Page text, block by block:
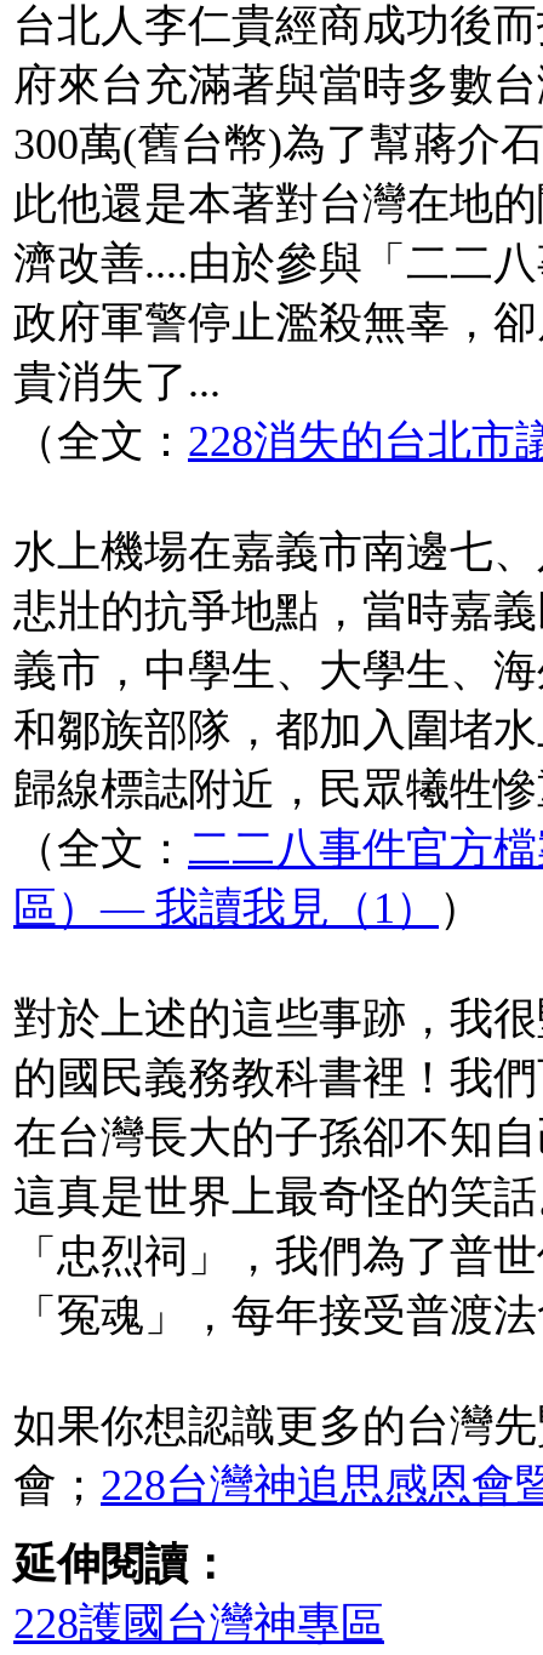
台北人李仁貴經商成功後
府來台充滿著與當時多數
300萬(舊台幣)為了幫蔣介
此他還是本著對台灣在地
濟改善....由於參與「二二
政府軍警停止濫殺無辜，
貴消失了...
（全文： 228消失的台北市
水上機場在嘉義市南邊七
悲壯的抗爭地點，當時嘉
義市，中學生、大學生、
和鄒族部隊，都加入圍堵
歸線標誌附近，民眾犧牲
（全文： 二二八事件官方
區）— 我讀我見（1）
）
對於上述的這些事跡，我
的國民義務教科書裡！我
在台灣長大的子孫卻不知
這真是世界上最奇怪的笑
「忠烈祠」，我們為了普
「冤魂」，每年接受普渡
如果你想認識更多的台灣
會； 228台灣神追思感恩會
延伸閱讀：
228護國台灣神專區